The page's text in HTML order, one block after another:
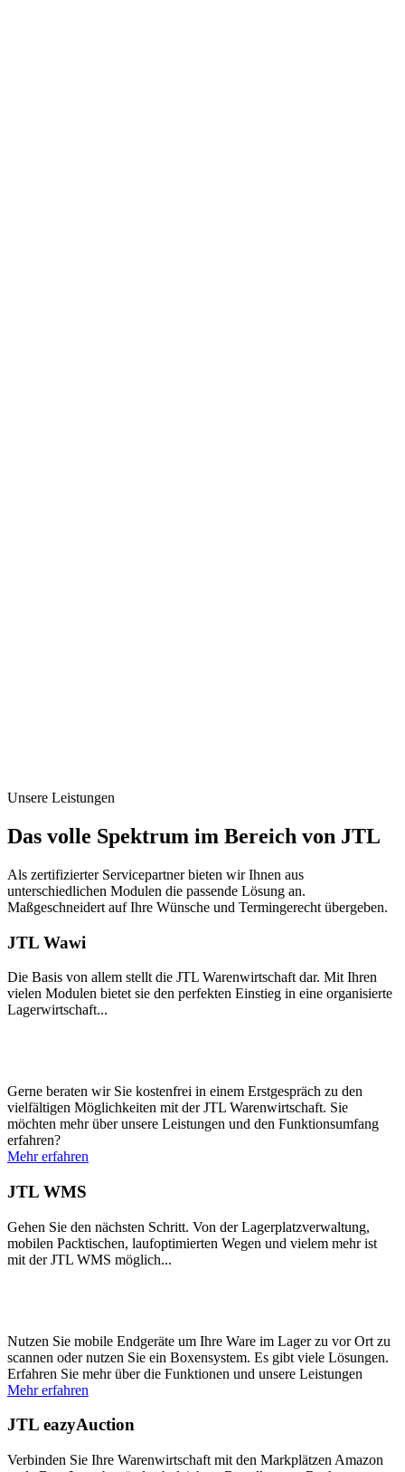
Unsere Leistungen
Das volle Spektrum im Bereich von JTL
Als zertifizierter Servicepartner bieten wir Ihnen aus
unterschiedlichen Modulen die passende Lösung an.
Maßgeschneidert auf Ihre Wünsche und Termingerecht übergeben.
JTL Wawi
Die Basis von allem stellt die JTL Warenwirtschaft dar. Mit Ihren
vielen Modulen bietet sie den perfekten Einstieg in eine organisierte
Lagerwirtschaft...
Gerne beraten wir Sie kostenfrei in einem Erstgespräch zu den
vielfältigen Möglichkeiten mit der JTL Warenwirtschaft. Sie
möchten mehr über unsere Leistungen und den Funktionsumfang
erfahren?
Mehr erfahren
JTL WMS
Gehen Sie den nächsten Schritt. Von der Lagerplatzverwaltung,
mobilen Packtischen, laufoptimierten Wegen und vielem mehr ist
mit der JTL WMS möglich...
Nutzen Sie mobile Endgeräte um Ihre Ware im Lager zu vor Ort zu
scannen oder nutzen Sie ein Boxensystem. Es gibt viele Lösungen.
Erfahren Sie mehr über die Funktionen und unsere Leistungen
Mehr erfahren
JTL eazyAuction
Verbinden Sie Ihre Warenwirtschaft mit den Markplätzen Amazon